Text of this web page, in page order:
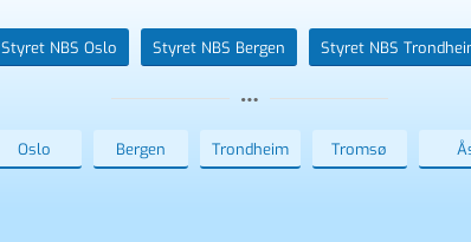
Styret NBS Oslo Styret NBS Bergen Styret NBS
Oslo Bergen Trondheim Tromsø